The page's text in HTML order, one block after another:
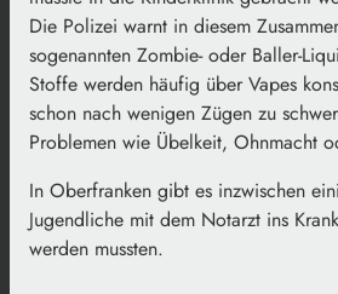
Die Polizei warnt in diesem
sogenannten Zombie- oder Baller-
Stoffe werden häufig über Vapes
schon nach wenigen Zügen zu
Problemen wie Übelkeit, Ohnmacht
In Oberfranken gibt es inzwischen
Jugendliche mit dem Notarzt ins
werden mussten.